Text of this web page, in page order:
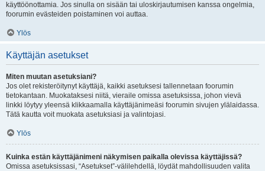
käyttöönottamia. Jos sinulla on sisään tai uloskirjautumisen kanssa ongelmia,
foorumin evästeiden poistaminen voi auttaa.
Ylös
Käyttäjän asetukset
Miten muutan asetuksiani?
Jos olet rekisteröitynyt käyttäjä, kaikki asetuksesi tallennetaan foorumin
tietokantaan. Muokataksesi niitä, vieraile omissa asetuksissa, johon vievä
linkki löytyy yleensä klikkaamalla käyttäjänimeäsi foorumin sivujen ylälaidassa.
Tätä kautta voit muokata asetuksiasi ja valintojasi.
Ylös
Kuinka estän käyttäjänimeni näkymisen paikalla olevissa käyttäjissä?
Omissa asetuksissasi, “Asetukset”-välilehdellä, löydät mahdollisuuden valita